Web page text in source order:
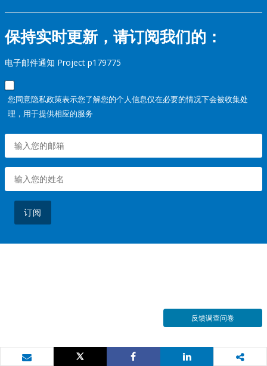
保持实时更新，请订阅我们的：
电子邮件通知 Project p179775
您同意隐私政策表示您了解您的个人信息仅在必要的情况下会被收集处
理，用于提供相应的服务
订阅
反馈调查问卷